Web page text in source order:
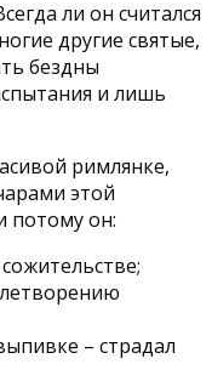
ли он считался
другие святые,
бездны
и лишь
римлянке,
этой
потому он:
– страдал